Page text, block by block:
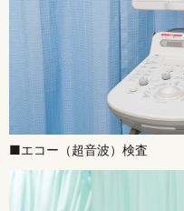
■エコー（超音波）検査